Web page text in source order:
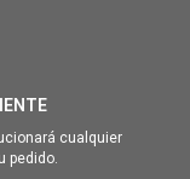
cualquier
pedido.